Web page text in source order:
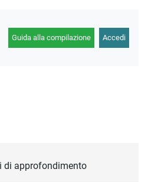
Guida alla compilazione Accedi
di approfondimento